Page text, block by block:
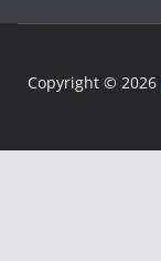
Copyright © 2026